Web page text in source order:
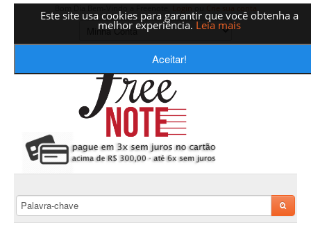
Este site usa cookies para garantir que você obtenha a
melhor experiência. Leia mais
Aceitar!